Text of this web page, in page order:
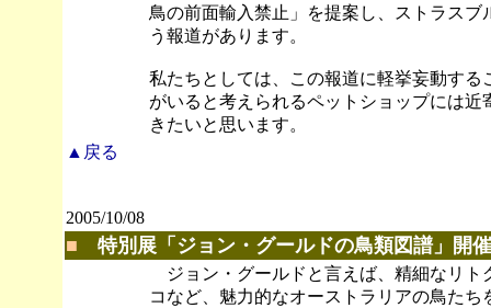
鳥の前面輸入禁止」を提案し、ストラス
う報道があります。
私たちとしては、この報道に軽挙妄動す
がいると考えられるペットショップには
きたいと思います。
▲戻る
2005/10/08
■ 特別展「ジョン・グールドの鳥類図譜」開
ジョン・グールドと言えば、精細なリト
コなど、魅力的なオーストラリアの鳥た